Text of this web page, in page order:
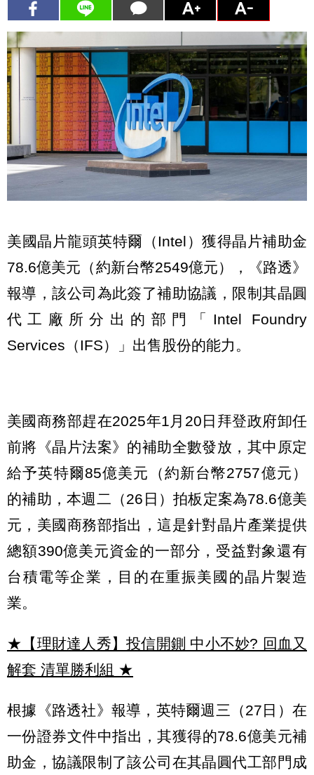
美國晶片龍頭英特爾（Intel）獲得晶片補助金
78.6億美元（約新台幣2549億元），《路透》
報導，該公司為此簽了補助協議，限制其晶圓
代工廠所分出的部門「Intel Foundry
Services（IFS）」出售股份的能力。
美國商務部趕在2025年1月20日拜登政府卸任
前將《晶片法案》的補助全數發放，其中原定
給予英特爾85億美元（約新台幣2757億元）
的補助，本週二（26日）拍板定案為78.6億美
元，美國商務部指出，這是針對晶片產業提供
總額390億美元資金的一部分，受益對象還有
台積電等企業，目的在重振美國的晶片製造
業。
★【理財達人秀】投信開鍘 中小不妙? 回血又
解套 清單勝利組 ★
根據《路透社》報導，英特爾週三（27日）在
一份證券文件中指出，其獲得的78.6億美元補
助金，協議限制了該公司在其晶圓代工部門成